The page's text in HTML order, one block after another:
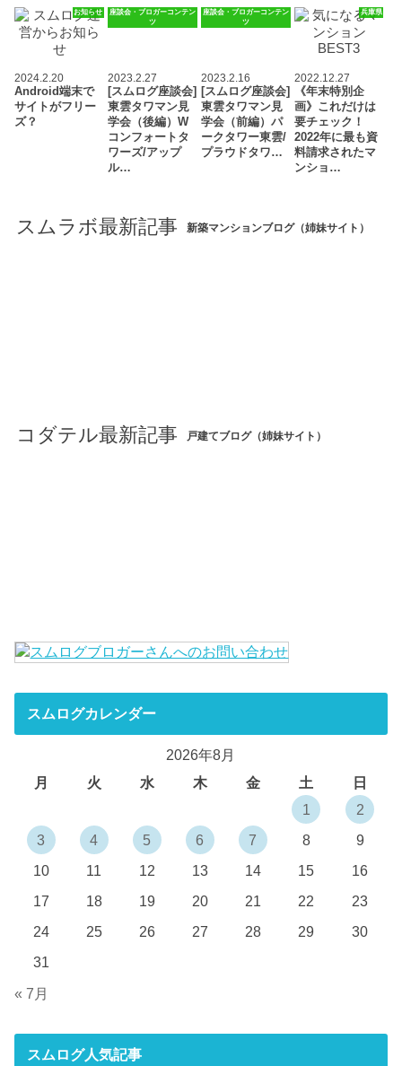
お知らせ
2024.2.20
Android端末で
サイトがフリー
ズ？
座談会・ブロガーコンテン
ツ
2023.2.27
[スムログ座談会]
東雲タワマン見
学会（後編）W
コンフォートタ
ワーズ/アップ
ル…
座談会・ブロガーコンテン
ツ
2023.2.16
[スムログ座談会]
東雲タワマン見
学会（前編）パ
ークタワー東雲/
プラウドタワ…
兵庫県
2022.12.27
《年末特別企
画》これだけは
要チェック！
2022年に最も資
料請求されたマ
ンショ…
スムラボ最新記事 新築マンションブログ（姉妹サイト）
コダテル最新記事 戸建てブログ（姉妹サイト）
スムログカレンダー
2026年8月
月
火 水 木 金 土
日
1
2
3
4 5 6 7 8
9
10
11 12 13 14 15
16
17
18 19 20 21 22
23
24
25 26 27 28 29
30
31
« 7月
スムログ人気記事